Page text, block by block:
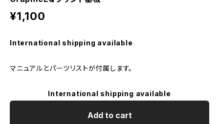
¥1,100
International shipping available
マニュアルとパーツリストが付属します。
International shipping available
Add to cart